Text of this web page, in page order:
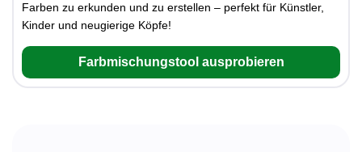
Farben zu erkunden und zu erstellen – perfekt für Künstler,
Kinder und neugierige Köpfe!
Farbmischungstool ausprobieren